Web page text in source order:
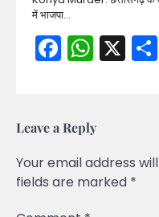
में भाजपा…
X
Leave a Reply
Your email address
fields are marked *